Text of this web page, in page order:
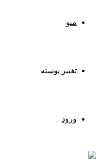
منو
تغییر پوسته
ورود